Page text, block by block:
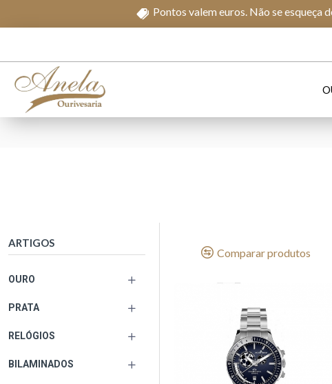
Pontos valem euros. Não se esqueça
ARTIGOS
OURO
PRATA
RELÓGIOS
BILAMINADOS
Comparar produtos